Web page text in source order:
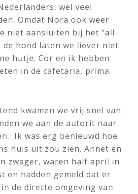
wel veel
Omdat Nora ook weer
niet aansluiten bij het “all
de hond laten we liever niet
hutje. Cor en ik hebben
in de cafetaria, prima
kwamen we vrij snel van
we aan de autorit naar
Ik was erg benieuwd hoe
huis uit zou zien. Annet en
zwager, waren half april in
en hadden gemeld dat er
de directe omgeving van